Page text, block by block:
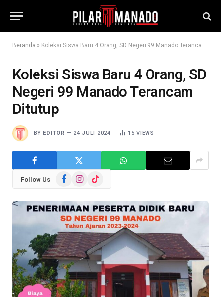
Beranda » Koleksi Siswa Baru 4 Orang, SD Negeri 99 Manado Terancam Ditutup
Koleksi Siswa Baru 4 Orang, SD
Negeri 99 Manado Terancam
Ditutup
BY EDITOR 24 JULI 2024 15VIEWS
Follow Us FacebookInstagram
TikTok